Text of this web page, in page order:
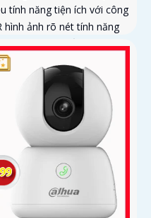
tính năng tiện ích với công
hình ảnh rõ nét tính năng
người và chuyển động
ban đêm sắc nét dù